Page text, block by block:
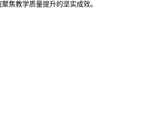
焦教学质量提升的坚实成效。